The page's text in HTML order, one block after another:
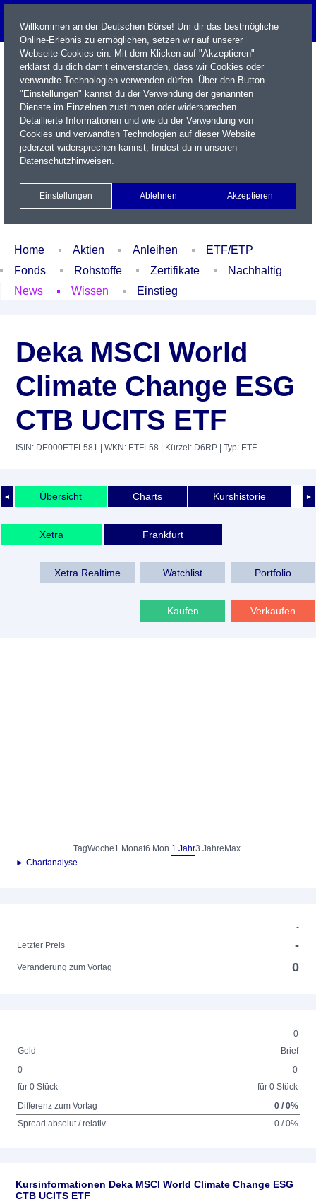
Name / WKN / ISIN / Kürzel
Xetra Realtime
Watchlist Portfolio Login
Home Aktien Anleihen
ETF/ETP
Fonds
Rohstoffe Zertifikate
Nachhaltig
News
Wissen Einstieg
Deka MSCI World
Climate Change ESG
CTB UCITS ETF
ISIN: DE000ETFL581 | WKN: ETFL58 | Kürzel: D6RP | Typ: ETF
◄ ►
Übersicht Charts Kurshistorie
Xetra Frankfurt
Xetra Realtime Watchlist Portfolio
Kaufen Verkaufen
TagWoche1 Monat6 Mon.1 Jahr3 Jahre Max.
► Chartanalyse
-
Letzter Preis
-
Veränderung zum Vortag 0
0
Geld
Brief
0
für 0 Stück
0
für 0 Stück
Differenz zum Vortag
0 / 0%
Spread absolut / relativ
0 / 0%
Kursinformationen Deka MSCI World Climate Change ESG
CTB UCITS ETF
Willkommen an der Deutschen Börse! Um dir das bestmögliche
Online-Erlebnis zu ermöglichen, setzen wir auf unserer
Webseite Cookies ein. Mit dem Klicken auf "Akzeptieren"
erklärst du dich damit einverstanden, dass wir Cookies oder
verwandte Technologien verwenden dürfen. Über den Button
"Einstellungen" kannst du der Verwendung der genannten
Dienste im Einzelnen zustimmen oder widersprechen.
Detaillierte Informationen und wie du der Verwendung von
Cookies und verwandten Technologien auf dieser Website
jederzeit widersprechen kannst, findest du in unseren
Datenschutzhinweisen.
Einstellungen Ablehnen Akzeptieren